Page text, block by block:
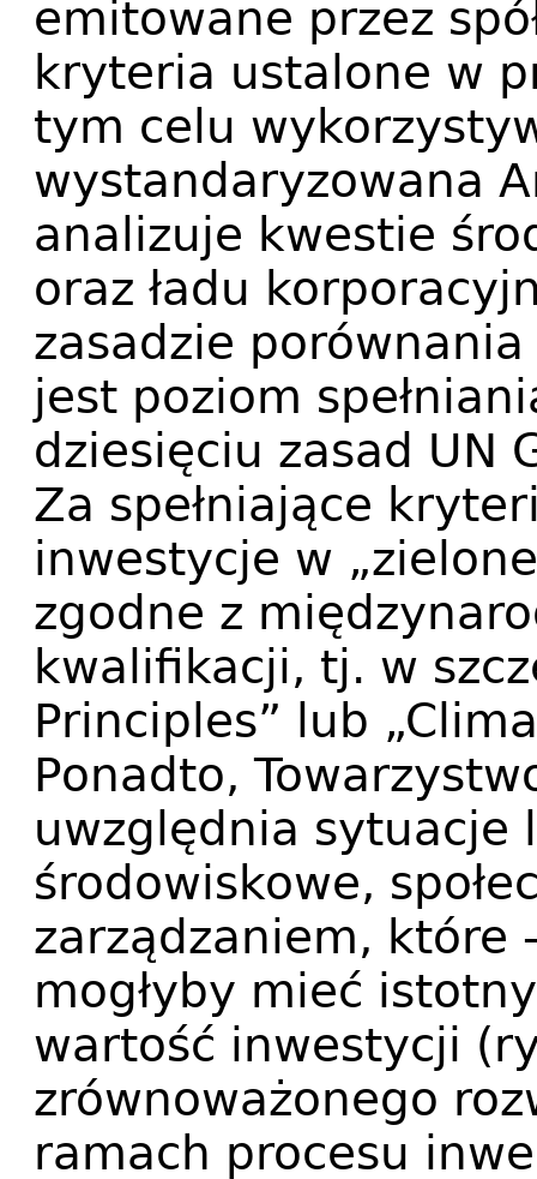
emitowane przez
kryteria ustalone w
tym celu
wystandaryzowana
analizuje kwestie
oraz ładu
zasadzie
jest poziom
dziesięciu zasad UN
Za spełniające
inwestycje w
zgodne z
kwalifikacji, tj. w
Principles” lub
Ponadto,
uwzględnia sytuacje
środowiskowe,
zarządzaniem, które
mogłyby mieć
wartość inwestycji
zrównoważonego
ramach procesu